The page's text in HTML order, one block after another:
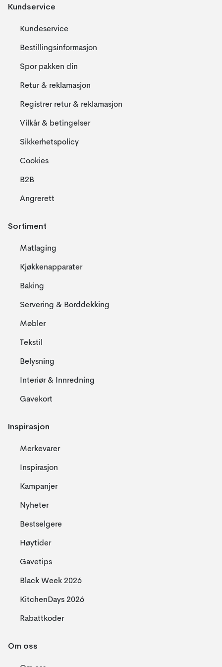
Kundservice
Kundeservice
Bestillingsinformasjon
Spor pakken din
Retur & reklamasjon
Registrer retur & reklamasjon
Vilkår & betingelser
Sikkerhetspolicy
Cookies
B2B
Angrerett
Sortiment
Matlaging
Kjøkkenapparater
Baking
Servering & Borddekking
Møbler
Tekstil
Belysning
Interiør & Innredning
Gavekort
Inspirasjon
Merkevarer
Inspirasjon
Kampanjer
Nyheter
Bestselgere
Høytider
Gavetips
Black Week 2026
KitchenDays 2026
Rabattkoder
Om oss